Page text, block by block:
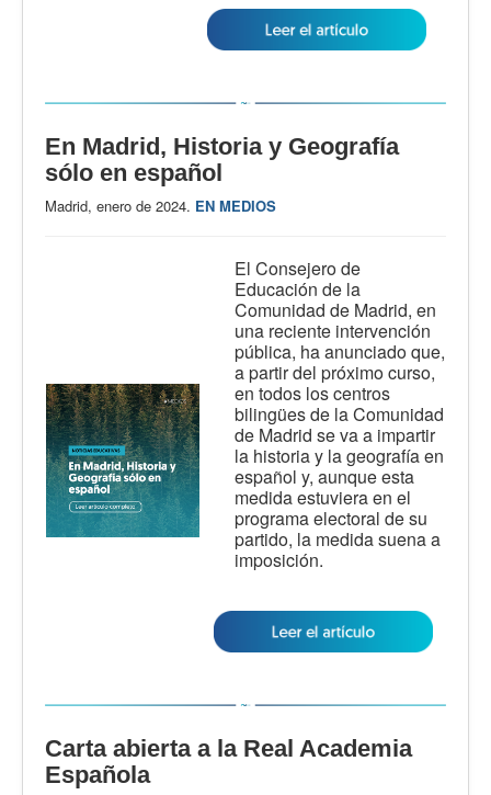
En Madrid, Historia y Geografía
sólo en español
Madrid, enero de 2024. EN MEDIOS
El Consejero de
Educación de la
Comunidad de Madrid, en
una reciente intervención
pública, ha anunciado que,
a partir del próximo curso,
en todos los centros
bilingües de la Comunidad
de Madrid se va a impartir
la historia y la geografía en
español y, aunque esta
medida estuviera en el
programa electoral de su
partido, la medida suena a
imposición.
Carta abierta a la Real Academia
Española